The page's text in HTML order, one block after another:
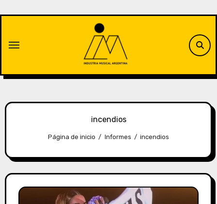
incendios
Página de inicio Informes incendios